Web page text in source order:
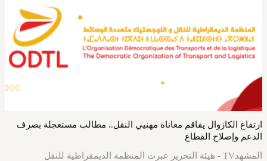
ارتفاع الكازوال يفاقم معاناة مهنيي النقل.. مطالب مستعجلة بصرف
الدعم وإصلاح القطاع
المشهدTV - هيئة التحرير عبرت المنظمة الديمقراطية للنقل